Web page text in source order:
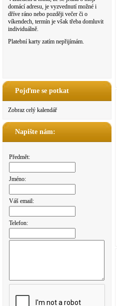
domácí adresu, je vyzvednutí možné i
dříve ráno nebo později večer či o
víkendech, termín je však třeba domluvit
individuálně.
Platební karty zatím nepřijímám.
Pojďme se potkat
Zobraz celý kalendář
Napište nám:
Předmět:
Jméno:
Váš email:
Telefon: